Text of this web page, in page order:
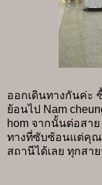
ออกเดินทางกันค่ะ
ย้อนไป Nam
hom จากนั้นต่อสาย
ทางที่ซับซ้อนแต่คุณ
สถานีได้เลย ทุกสา